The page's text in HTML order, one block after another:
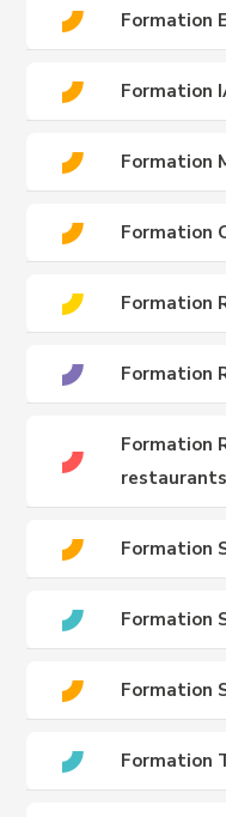
Formation
Formation
Formation
Formation
Formation
Formation
Formation
restaurants
Formation
Formation
Formation
Formation